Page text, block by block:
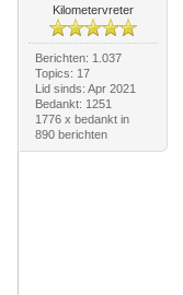
Kilometervreter
Berichten: 1.037
Topics: 17
Lid sinds: Apr 2021
Bedankt: 1251
1776 x bedankt in
890 berichten